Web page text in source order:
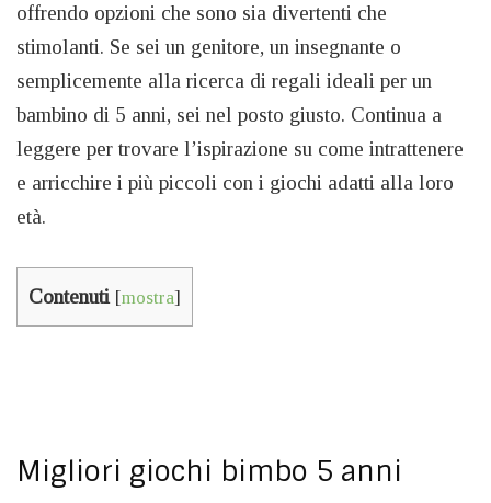
offrendo opzioni che sono sia divertenti che
stimolanti. Se sei un genitore, un insegnante o
semplicemente alla ricerca di regali ideali per un
bambino di 5 anni, sei nel posto giusto. Continua a
leggere per trovare l’ispirazione su come intrattenere
e arricchire i più piccoli con i giochi adatti alla loro
età.
Contenuti [mostra]
Migliori giochi bimbo 5 anni